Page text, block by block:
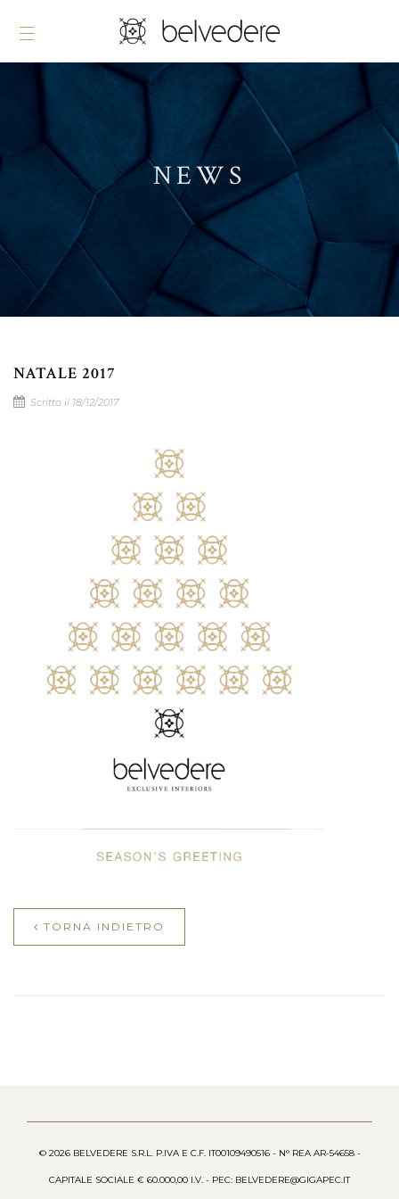
NEWS
NATALE 2017
Scritto il 18/12/2017
TORNA INDIETRO
© 2026 BELVEDERE S.R.L. P.IVA E C.F. IT00109490516 - N° REA AR-54658 -
CAPITALE SOCIALE € 60.000,00 I.V. - PEC: BELVEDERE@GIGAPEC.IT